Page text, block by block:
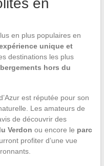
en
en plus populaires en
unique et
destinations les plus
hors du
est réputée pour son
Les amateurs de
de découvrir des
Verdon ou encore le parc
profiter d’une vue